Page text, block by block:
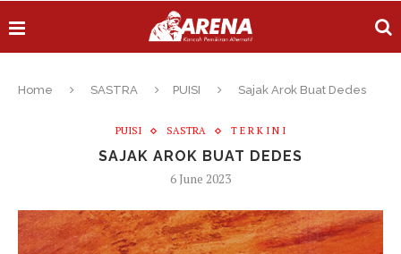
Home SASTRA PUISI Sajak Arok Buat Dedes
PUISI SASTRA T E R K I N I
SAJAK AROK BUAT DEDES
6 June 2023